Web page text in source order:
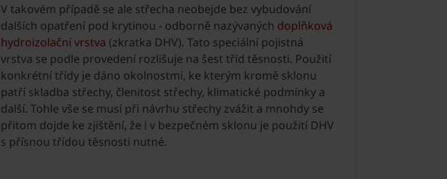
V takovém případě se ale střecha neobejde bez vybudování
dalších opatření pod krytinou - odborně nazývaných doplňková
hydroizolační vrstva (zkratka DHV). Tato speciální pojistná
vrstva se podle provedení rozlišuje na šest tříd těsnosti. Použití
konkrétní třídy je dáno okolnostmi, ke kterým kromě sklonu
patří skladba střechy, členitost střechy, klimatické podmínky a
další. Tohle vše se musí při návrhu střechy zvážit a mnohdy se
přitom dojde ke zjištění, že i v bezpečném sklonu je použití DHV
s přísnou třídou těsnosti nutné.